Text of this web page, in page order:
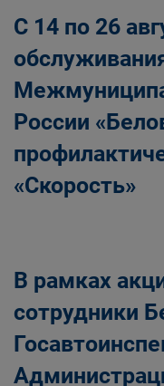
С 14 по 26
России
«Скорость»
В рамках
сотрудники